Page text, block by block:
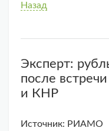
Назад
Эксперт:
после
и КНР
Источник: РИАМО